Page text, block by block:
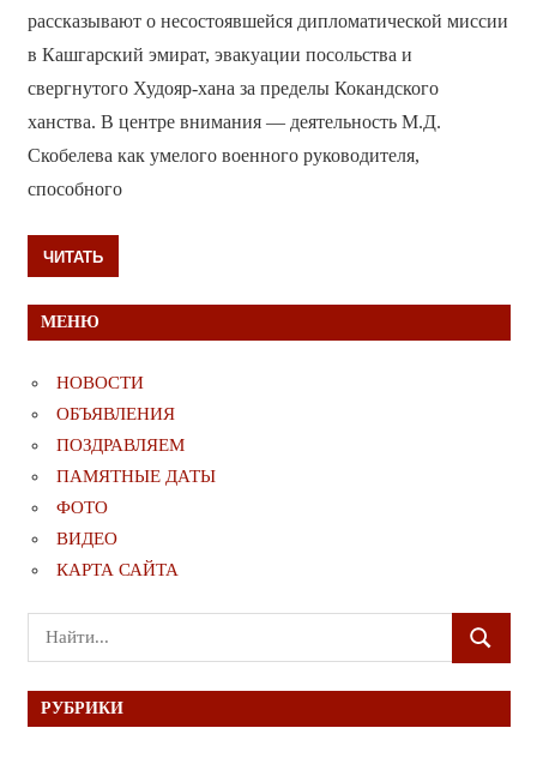
рассказывают о несостоявшейся дипломатической миссии
в Кашгарский эмират, эвакуации посольства и
свергнутого Худояр-хана за пределы Кокандского
ханства. В центре внимания — деятельность М.Д.
Скобелева как умелого военного руководителя,
способного
ЧИТАТЬ
МЕНЮ
НОВОСТИ
ОБЪЯВЛЕНИЯ
ПОЗДРАВЛЯЕМ
ПАМЯТНЫЕ ДАТЫ
ФОТО
ВИДЕО
КАРТА САЙТА
Поиск
для:
ПОИСК
РУБРИКИ